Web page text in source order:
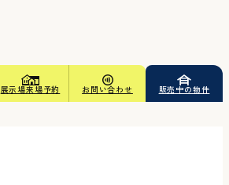
展示場来場予約 お問い合わせ 販売中の物件